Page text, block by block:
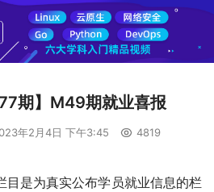
期】M49期就业喜报
年2月4日 下午3:45 4819
目是为真实公布学员就业信息的栏